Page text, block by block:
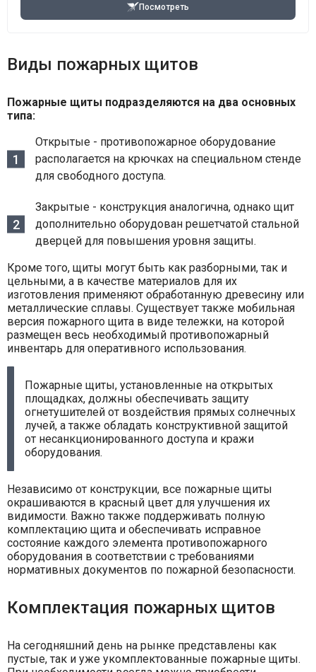
Посмотреть
Виды пожарных щитов
Пожарные щиты подразделяются на два основных
типа:
Открытые - противопожарное оборудование
располагается на крючках на специальном стенде
для свободного доступа.
Закрытые - конструкция аналогична, однако щит
дополнительно оборудован решетчатой стальной
дверцей для повышения уровня защиты.
Кроме того, щиты могут быть как разборными, так и
цельными, а в качестве материалов для их
изготовления применяют обработанную древесину или
металлические сплавы. Существует также мобильная
версия пожарного щита в виде тележки, на которой
размещен весь необходимый противопожарный
инвентарь для оперативного использования.
Пожарные щиты, установленные на открытых
площадках, должны обеспечивать защиту
огнетушителей от воздействия прямых солнечных
лучей, а также обладать конструктивной защитой
от несанкционированного доступа и кражи
оборудования.
Независимо от конструкции, все пожарные щиты
окрашиваются в красный цвет для улучшения их
видимости. Важно также поддерживать полную
комплектацию щита и обеспечивать исправное
состояние каждого элемента противопожарного
оборудования в соответствии с требованиями
нормативных документов по пожарной безопасности.
Комплектация пожарных щитов
На сегодняшний день на рынке представлены как
пустые, так и уже укомплектованные пожарные щиты.